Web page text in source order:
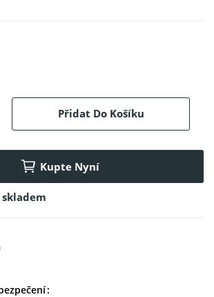
Přidat Do Košíku
Kupte Nyní